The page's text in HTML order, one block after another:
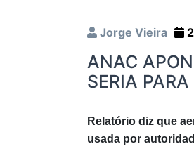
Jorge Vieira
ANAC
SERIA
Relatório diz que
usada por